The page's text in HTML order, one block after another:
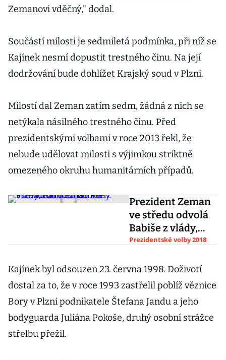
Zemanovi vděčný," dodal.
Součástí milosti je sedmiletá podmínka, při níž se
Kajínek nesmí dopustit trestného činu. Na její
dodržování bude dohlížet Krajský soud v Plzni.
Milostí dal Zeman zatím sedm, žádná z nich se
netýkala násilného trestného činu. Před
prezidentskými volbami v roce 2013 řekl, že
nebude udělovat milosti s výjimkou striktně
omezeného okruhu humanitárních případů.
Prezident Zeman
ve středu odvolá
Babiše z vlády,
nahradí ho Pilný
Prezidentské volby 2018
Kajínek byl odsouzen 23. června 1998. Doživotí
dostal za to, že v roce 1993 zastřelil poblíž věznice
Bory v Plzni podnikatele Štefana Jandu a jeho
bodyguarda Juliána Pokoše, druhý osobní strážce
střelbu přežil.